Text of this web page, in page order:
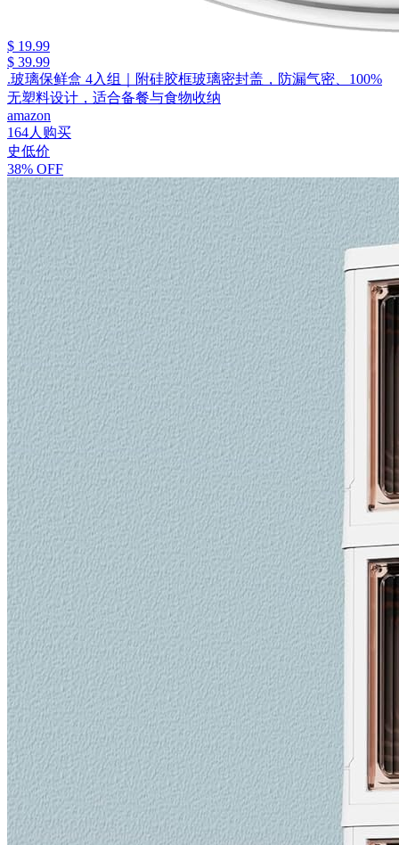
$ 19.99
$ 39.99
.玻璃保鲜盒 4入组｜附硅胶框玻璃密封盖，防漏气密、100%
无塑料设计，适合备餐与食物收纳
amazon
164人购买
史低价
38% OFF